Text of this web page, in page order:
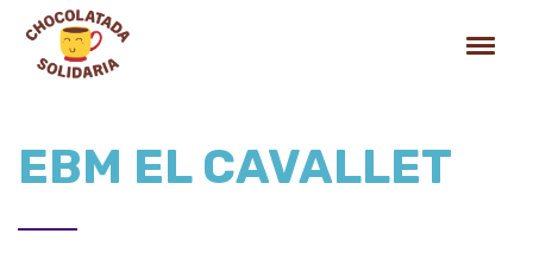
EBM EL CAVALLET